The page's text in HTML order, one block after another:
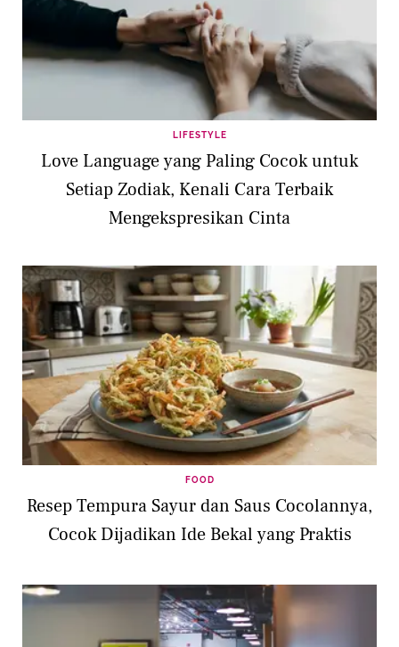
LIFESTYLE
Love Language yang Paling Cocok untuk
Setiap Zodiak, Kenali Cara Terbaik
Mengekspresikan Cinta
FOOD
Resep Tempura Sayur dan Saus Cocolannya,
Cocok Dijadikan Ide Bekal yang Praktis